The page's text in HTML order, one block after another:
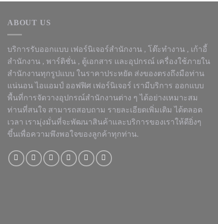
ABOUT US
บริการรับออกแบบ เฟอร์นิเจอร์สำนักงาน , โต๊ะทำงาน , เก้าอี้
สำนักงาน , พาร์ติชั่น , ตู้เอกสาร และอุปกรณ์ เครื่องใช้ภายใน
สำนักงานทุกรูปแบบ ในราคาประหยัด ส่งของตรงถึงมือท่าน
แน่นอน ไอแอมป์ ออฟฟิศ เฟอร์นิเจอร์ เรามีบริการ ออกแบบ
พื้นที่การจัดวางอุปกรณ์สำนักงานต่าง ๆ ได้อย่างเหมาะสม
ท่านที่สนใจ สามารถสอบถาม รายละเอียดเพิ่มเติม ได้ตลอด
เวลา เรามุ่งมั่นที่จะพัฒนาสินค้าและบริการของเราให้ดียิ่งๆ
ขึ้นเพื่อความพึงพอใจของลูกค้าทุกท่าน.